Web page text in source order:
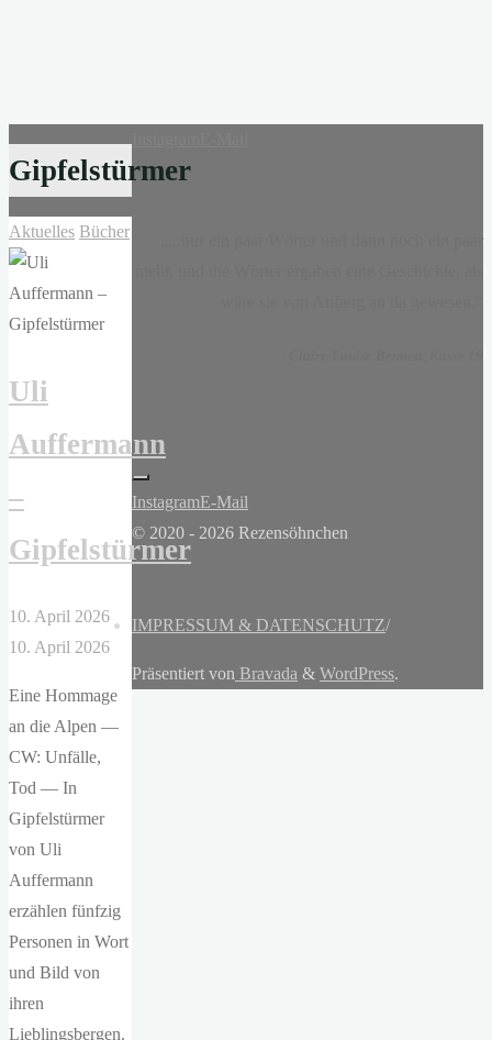
Gipfelstürmer
Aktuelles Bücher
Uli
Auffermann
–
Gipfelstürmer
10. April 2026
10. April 2026
Eine Hommage
an die Alpen —
CW: Unfälle,
Tod — In
Gipfelstürmer
von Uli
Auffermann
erzählen fünfzig
Personen in Wort
und Bild von
ihren
Lieblingsbergen.
InstagramE-Mail
© 2020 - 2026 Rezensöhnchen
IMPRESSUM & DATENSCHUTZ/
Präsentiert von Bravada & WordPress.